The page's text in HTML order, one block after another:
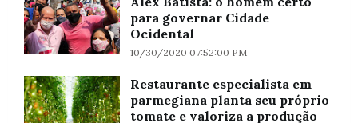
para governar Cidade
Ocidental
10/30/2020 07:52:00 PM
Restaurante especialista em
parmegiana planta seu próprio
tomate e valoriza a produção